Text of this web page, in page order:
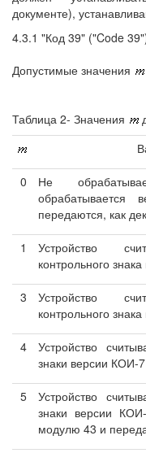
документе),
4.3.1 "Код 39" ("Code
Допустимые значения
Таблица 2- Значения
0
Не
передаются, как
1
Устройство
контрольного
3
Устройство
контрольного
4
Устройство
знаки версии КОИ-7
5
Устройство
знаки версии
модулю 43 и